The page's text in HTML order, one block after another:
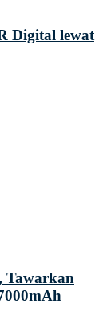
Digital lewat
Tawarkan